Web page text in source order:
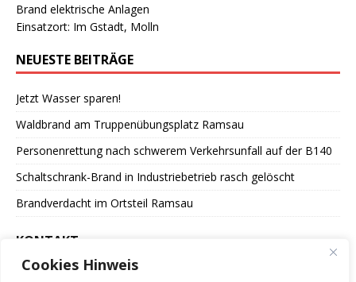
Cookies Hinweis
Brand elektrische Anlagen
Einsatzort: Im Gstadt, Molln
NEUESTE BEITRÄGE
Jetzt Wasser sparen!
Waldbrand am Truppenübungsplatz Ramsau
Personenrettung nach schwerem Verkehrsunfall auf der B140
Schaltschrank-Brand in Industriebetrieb rasch gelöscht
Brandverdacht im Ortsteil Ramsau
KONTAKT